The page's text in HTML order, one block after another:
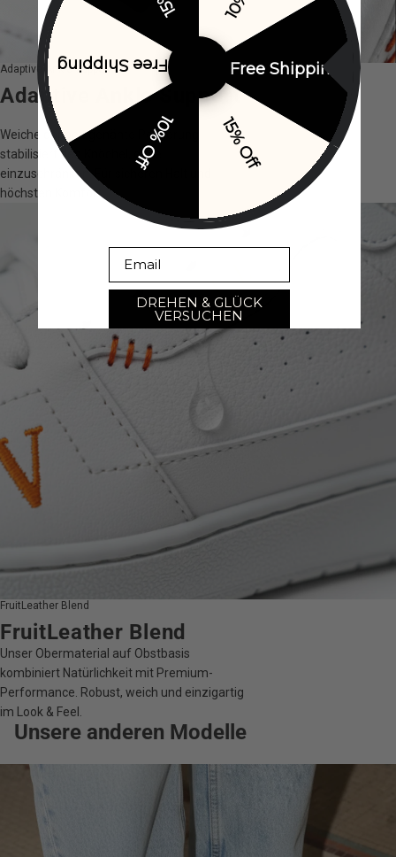
Adaptive Ankle Support
Adaptive Ankle Support
Weiche doppelt genähte Polsterung
stabilisiert den Knöchel, ohne
einzuschränken. Für sicheren Halt und
höchsten Komfort.
FruitLeather Blend
FruitLeather Blend
Unser Obermaterial auf Obstbasis
kombiniert Natürlichkeit mit Premium-
Performance. Robust, weich und einzigartig
im Look & Feel.
Unsere anderen Modelle
Free Shipping
15% Off
10% Off
Free Shipping
DREHEN & GLÜCK
VERSUCHEN